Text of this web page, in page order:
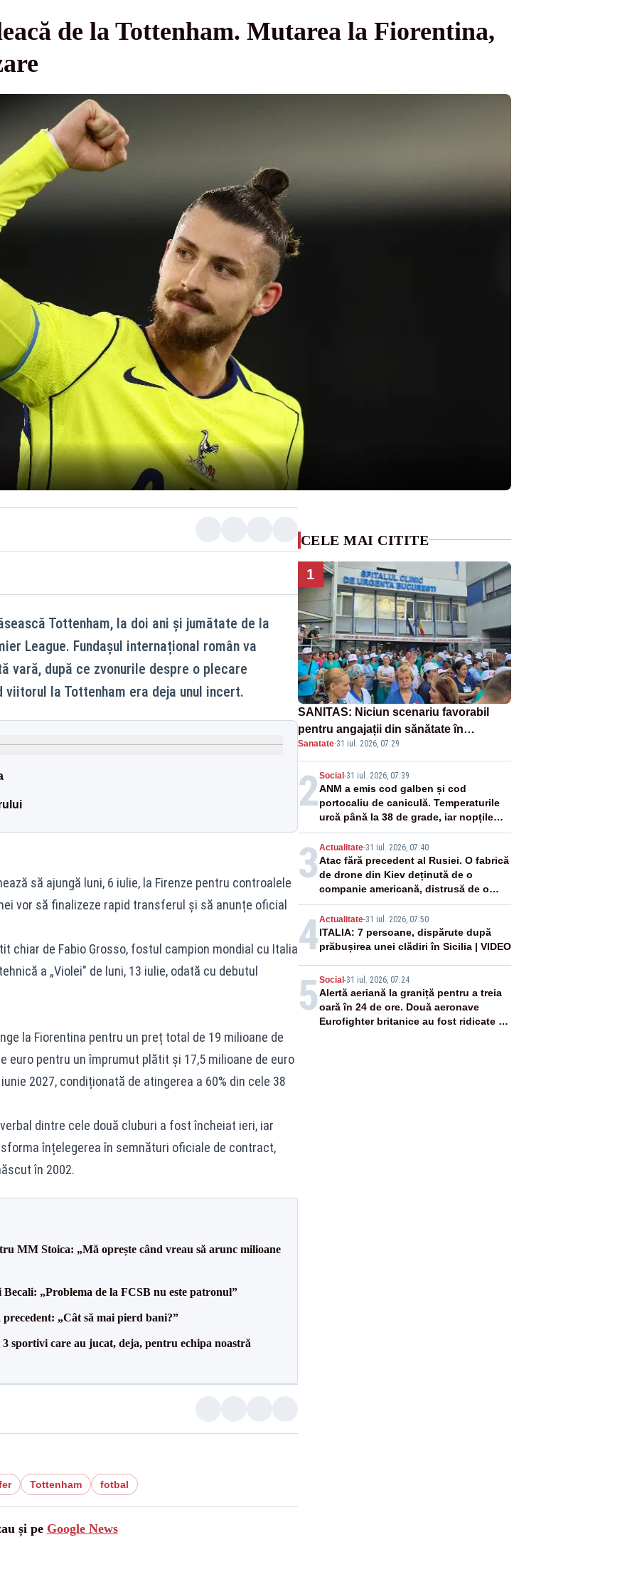
de la Tottenham. Mutarea la Fiorentina,
Tottenham, la doi ani și jumătate de la
League. Fundașul internațional român va
vară, după ce zvonurile despre o plecare
la Tottenham era deja unul incert.
să ajungă luni, 6 iulie, la Firenze pentru controalele
vor să finalizeze rapid transferul și să anunțe oficial
chiar de Fabio Grosso, fostul campion mondial cu Italia
a „Violei" de luni, 13 iulie, odată cu debutul
la Fiorentina pentru un preț total de 19 milioane de
euro pentru un împrumut plătit și 17,5 milioane de euro
2027, condiționată de atingerea a 60% din cele 38
dintre cele două cluburi a fost încheiat ieri, iar
înțelegerea în semnături oficiale de contract,
în 2002.
MM Stoica: „Mă oprește când vreau să arunc milioane
„Problema de la FCSB nu este patronul”
„Cât să mai pierd bani?”
sportivi care au jucat, deja, pentru echipa noastră
Tottenham fotbal
și pe Google News
CELE MAI CITITE
1
SANITAS: Niciun scenariu favorabil
pentru angajații din sănătate în
proiectul Legii salarizării
Sanatate·31 iul. 2026, 07:29
2Social-31 iul. 2026, 07:39
ANM a emis cod galben și cod
portocaliu de caniculă. Temperaturile
urcă până la 38 de grade, iar nopțile
devin tropicale
3 Actualitate-31 iul. 2026, 07:40
Atac fără precedent al Rusiei. O fabrică
de drone din Kiev deținută de o
companie americană, distrusă de o
rachetă rusească
4Actualitate-31 iul. 2026, 07:50
ITALIA: 7 persoane, dispărute după
prăbușirea unei clădiri în Sicilia | VIDEO
5 Social-31 iul. 2026, 07:24
Alertă aeriană la graniță pentru a treia
oară în 24 de ore. Două aeronave
Eurofighter britanice au fost ridicate de